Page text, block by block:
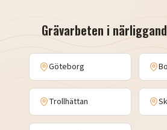
Grävarbeten i
Göteborg
Trollhättan